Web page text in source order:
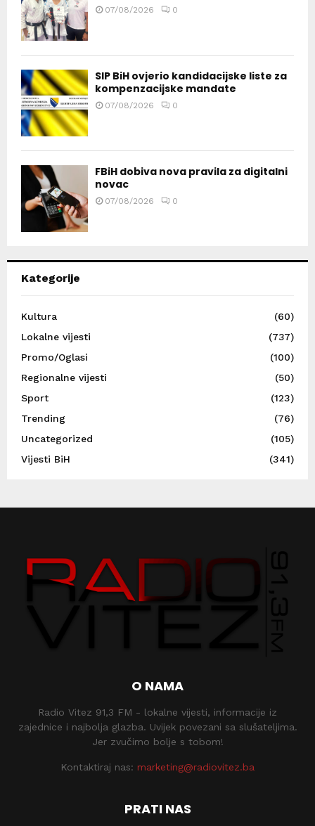
07/08/2026 0
SIP BiH ovjerio kandidacijske liste za
kompenzacijske mandate
07/08/2026 0
FBiH dobiva nova pravila za digitalni
novac
07/08/2026 0
Kategorije
Kultura
(60)
Lokalne vijesti
(737)
Promo/Oglasi
(100)
Regionalne vijesti
(50)
Sport
(123)
Trending
(76)
Uncategorized
(105)
Vijesti BiH
(341)
O NAMA
Radio Vitez 91,3 FM - lokalne vijesti, informacije iz
zajednice i najbolja glazba. Uvijek povezani sa slušateljima.
Jer zvučimo bolje s tobom!
Kontaktiraj nas: marketing@radiovitez.ba
PRATI NAS